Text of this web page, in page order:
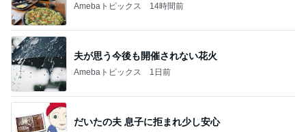
Amebaトピックス 14時間前
夫が思う今後も開催されない花火
Amebaトピックス 1日前
だいたの夫 息子に拒まれ少し安心